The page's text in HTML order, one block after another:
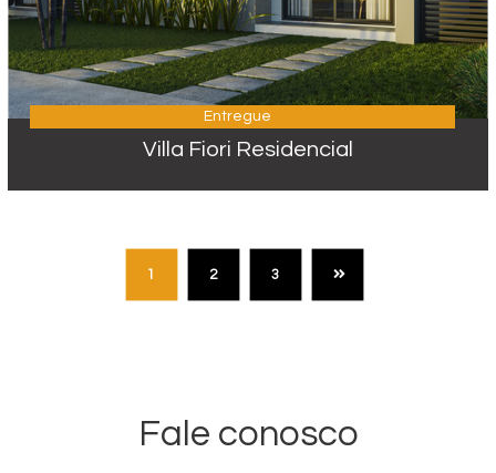
Entregue
Villa Fiori Residencial
1 2 3
Fale conosco